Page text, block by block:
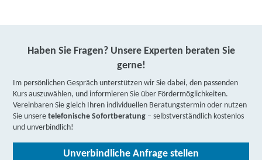
Haben Sie Fragen? Unsere Experten beraten Sie
gerne!
Im persönlichen Gespräch unterstützen wir Sie dabei, den passenden
Kurs auszuwählen, und informieren Sie über Fördermöglichkeiten.
Vereinbaren Sie gleich Ihren individuellen Beratungstermin oder nutzen
Sie unseretelefonische Sofortberatung – selbstverständlich kostenlos
und unverbindlich!
Unverbindliche Anfrage stellen